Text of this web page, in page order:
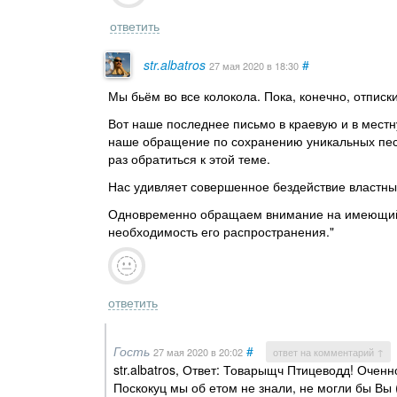
ответить
str.albatros 27 мая 2020в 18:30 #
Мы бьём во все колокола. Пока, конечно,
Вот наше последнее письмо в краевую и в
наше обращение по сохранению уникальных
раз обратиться к этой теме.
Нас удивляет совершенное бездействие
Одновременно обращаем внимание на
необходимость его распространения."
ответить
Гость 27 мая 2020в 20:02 # ответ на комментарий ↑
str.albatros, Ответ: Товарыщч Птицеводд!
Поскокуц мы об етом не знали, не могли бы